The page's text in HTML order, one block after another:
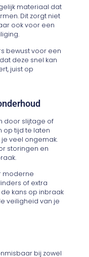
materiaal dat
Dit zorgt niet
ook voor een
bewust voor een
deze snel kan
juist op
door slijtage of
op tijd te laten
veel ongemak.
storingen en
moderne
of extra
kans op inbraak
veiligheid van je
bij zowel